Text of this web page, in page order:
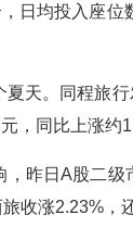
日均投入座位
夏天。同程旅
，同比上涨约
，昨日A股二级
收涨2.23%，